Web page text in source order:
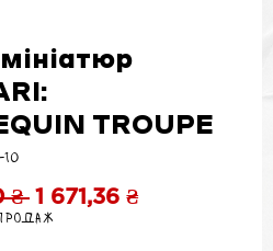
TROUPE
₴ Звичайна
ціна
1 671,36 ₴За